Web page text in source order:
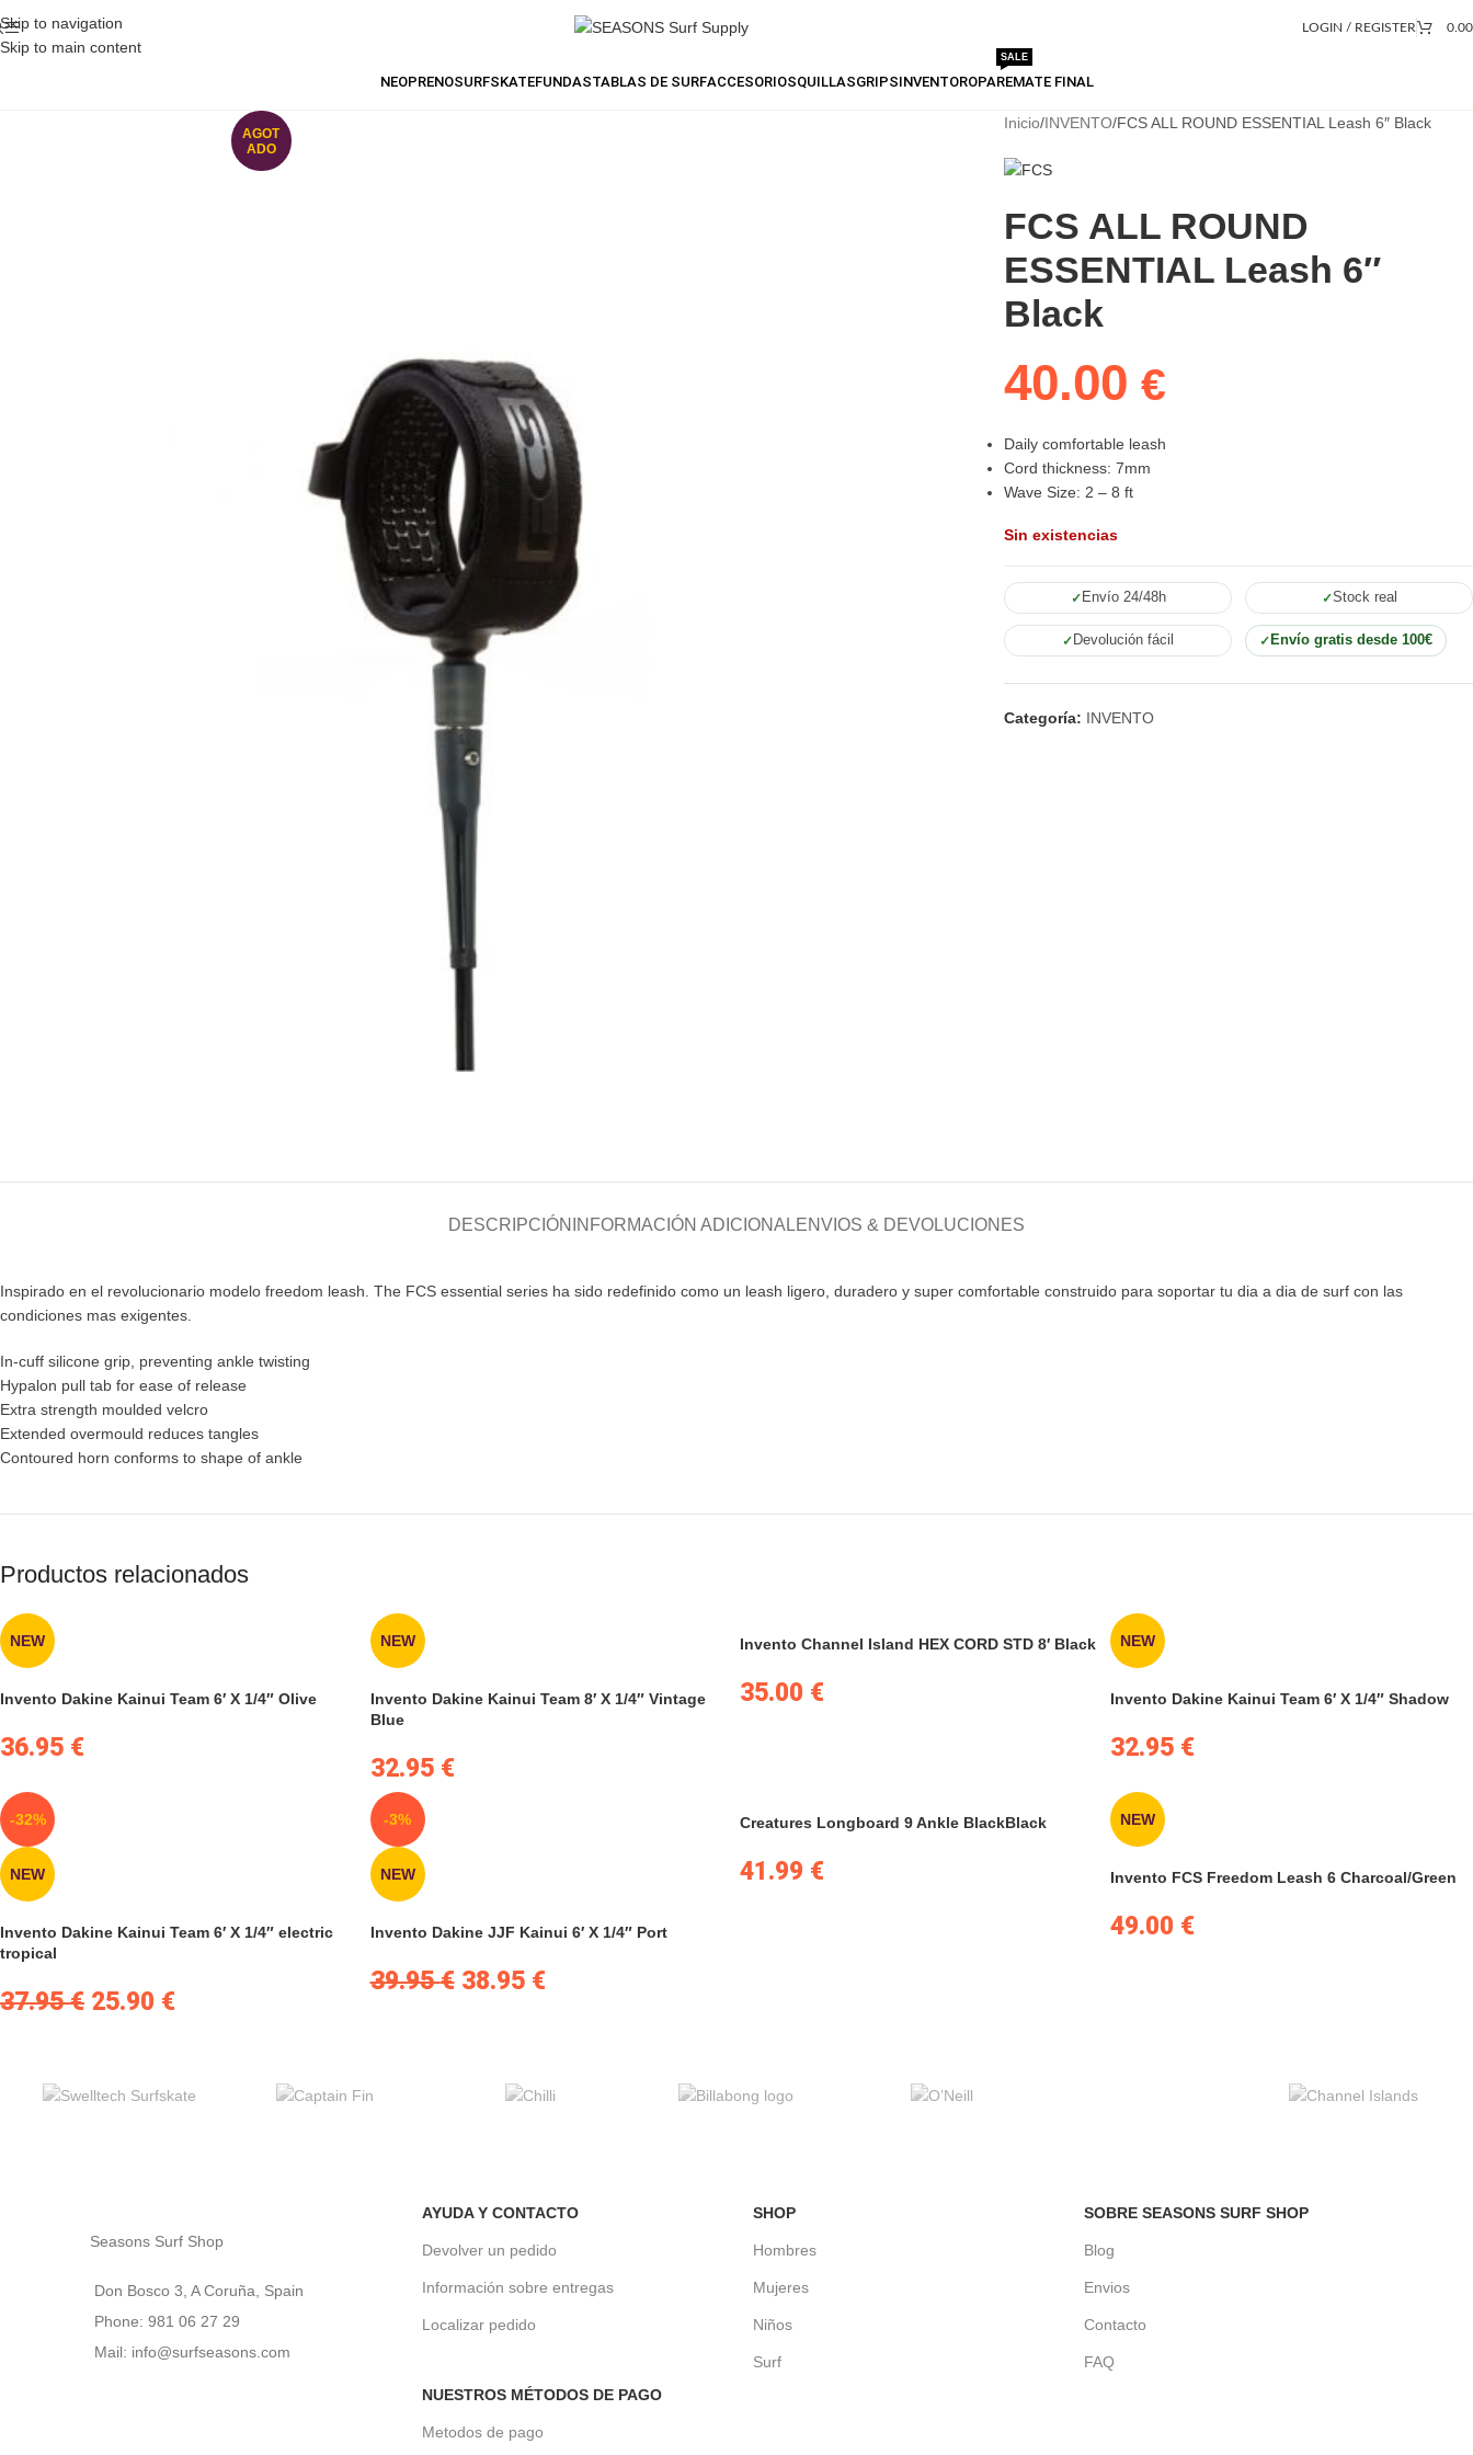
Skip to navigation
Skip to main content
LOGIN / REGISTER
NEOPRENOSURFSKATEFUNDASTABLAS DE SURFACCESORIOSQUILLASGRIPSINVENTOROPAREMATE FINAL
SALE
AGOT
ADO
Inicio INVENTO FCS ALL ROUND ESSENTIAL Leash 6″ Black
FCS ALL ROUND
ESSENTIAL Leash 6″
Black
40.00€
Daily comfortable leash
Cord thickness: 7mm
Wave Size: 2 – 8 ft
Sin existencias
Envío 24/48h Stock real
Devolución fácil Envío gratis desde 100€
Categoría: INVENTO
DESCRIPCIÓN INFORMACIÓN ADICIONALENVIOS & DEVOLUCIONES
Inspirado en el revolucionario modelo freedom leash. The FCS essential series ha sido redefinido como un leash ligero, duradero y super comfortable construido para soportar tu dia a dia de surf con las
condiciones mas exigentes.
In-cuff silicone grip, preventing ankle twisting
Hypalon pull tab for ease of release
Extra strength moulded velcro
Extended overmould reduces tangles
Contoured horn conforms to shape of ankle
Productos relacionados
NEW
Invento Dakine Kainui Team 6′ X 1/4″ Olive
36.95 €
NEW
Invento Dakine Kainui Team 8′ X 1/4″ Vintage
Blue
32.95 €
Invento Channel Island HEX CORD STD 8′ Black
35.00 €
NEW
Invento Dakine Kainui Team 6′ X 1/4″ Shadow
32.95 €
-32%
NEW
Invento Dakine Kainui Team 6′ X 1/4″ electric
tropical
37.95€ 25.90 €
-3%
NEW
Invento Dakine JJF Kainui 6′ X 1/4″ Port
39.95€ 38.95 €
Creatures Longboard 9 Ankle BlackBlack
41.99 €
NEW
Invento FCS Freedom Leash 6 Charcoal/Green
49.00 €
Seasons Surf Shop
Don Bosco 3, A Coruña, Spain
Phone: 981 06 27 29
Mail: info@surfseasons.com
AYUDA Y CONTACTO
Devolver un pedido
Información sobre entregas
Localizar pedido
NUESTROS MÉTODOS DE PAGO
Metodos de pago
SHOP
Hombres
Mujeres
Niños
Surf
SOBRE SEASONS SURF SHOP
Blog
Envios
Contacto
FAQ